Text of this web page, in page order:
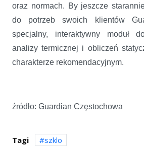
oraz normach. By jeszcze
do potrzeb swoich klientów
specjalny, interaktywny moduł
analizy termicznej i obliczeń
charakterze rekomendacyjnym.
źródło: Guardian Częstochowa
Tagi szklo